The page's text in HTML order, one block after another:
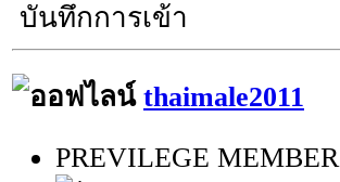
บันทึกการเข้า
thaimale2011
PREVILEGE MEMBER